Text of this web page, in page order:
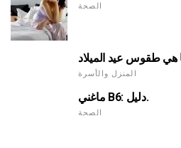
الصحة
المنزل والأسرة
ماغني B6: دليل.
الصحة